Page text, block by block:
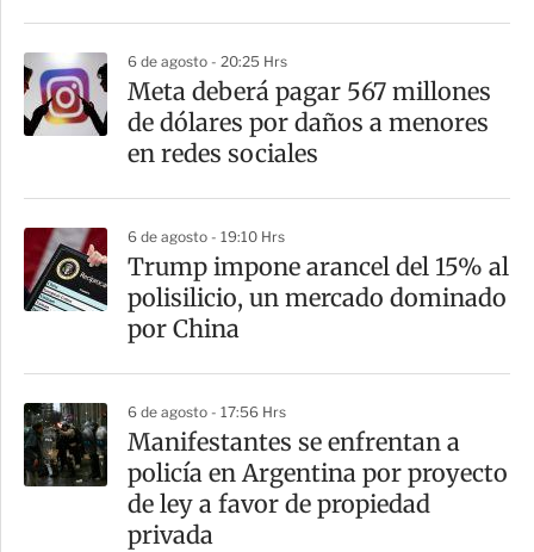
6 de agosto - 20:25 Hrs
Meta deberá pagar 567 millones
de dólares por daños a menores
en redes sociales
6 de agosto - 19:10 Hrs
Trump impone arancel del 15% al
polisilicio, un mercado dominado
por China
6 de agosto - 17:56 Hrs
Manifestantes se enfrentan a
policía en Argentina por proyecto
de ley a favor de propiedad
privada